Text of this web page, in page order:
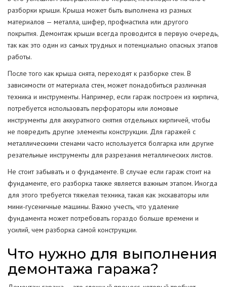
разборки крыши. Крыша может быть выполнена из разных
материалов — металла, шифер, профнастила или другого
покрытия. Демонтаж крыши всегда проводится в первую очередь,
так как это один из самых трудных и потенциально опасных этапов
работы.
После того как крыша снята, переходят к разборке стен. В
зависимости от материала стен, может понадобиться различная
техника и инструменты. Например, если гараж построен из кирпича,
потребуется использовать перфораторы или ломовые
инструменты для аккуратного снятия отдельных кирпичей, чтобы
не повредить другие элементы конструкции. Для гаражей с
металлическими стенами часто используется болгарка или другие
резательные инструменты для разрезания металлических листов.
Не стоит забывать и о фундаменте. В случае если гараж стоит на
фундаменте, его разборка также является важным этапом. Иногда
для этого требуется тяжелая техника, такая как экскаваторы или
мини-гусеничные машины. Важно учесть, что удаление
фундамента может потребовать гораздо больше времени и
усилий, чем разборка самой конструкции.
Что нужно для выполнения
демонтажа гаража?